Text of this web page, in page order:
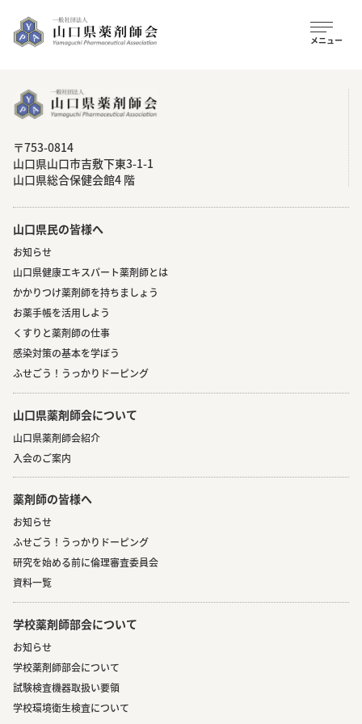
〒753-0814
⼭⼝県⼭⼝市吉敷下東3-1-1
⼭⼝県総合保健会館4 階
山口県民の皆様へ
お知らせ
山口県健康エキスパート薬剤師とは
かかりつけ薬剤師を持ちましょう
お薬手帳を活用しよう
くすりと薬剤師の仕事
感染対策の基本を学ぼう
ふせごう！うっかりドーピング
山口県薬剤師会について
山口県薬剤師会紹介
入会のご案内
薬剤師の皆様へ
お知らせ
ふせごう！うっかりドーピング
研究を始める前に倫理審査委員会
資料一覧
学校薬剤師部会について
お知らせ
学校薬剤師部会について
試験検査機器取扱い要領
学校環境衛生検査について